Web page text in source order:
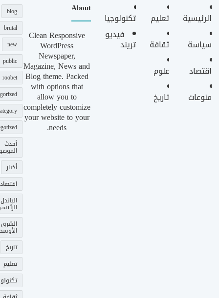
الرئيسية
سياسة
اقتصاد
منوعات
تعليم
ثقافة
علوم
تاريخ
تكنولوجيا
فيديو
تريند
About
Clean Responsive
WordPress
Newspaper,
Magazine, News and
Blog theme. Packed
with options that
allow you to
completely customize
your website to your
needs.
blog
brutal
new
public
roobet
أحدث
أخبار
اقتصاد
الباندل
الشرق
تاريخ
تعليم